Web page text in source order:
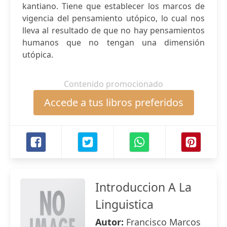
kantiano. Tiene que establecer los marcos de
vigencia del pensamiento utópico, lo cual nos
lleva al resultado de que no hay pensamientos
humanos que no tengan una dimensión
utópica.
Contenido promocionado
Accede a tus libros preferidos
Introduccion A La
Linguistica
Autor: Francisco Marcos